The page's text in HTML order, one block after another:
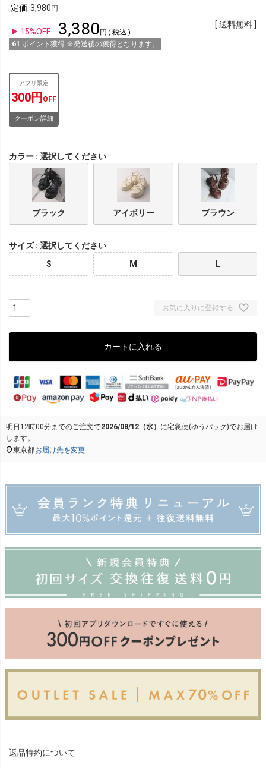
定価 3,980
15%OFF 3,380
税込
61 ポイント獲得 ※発送後の獲得となります。
送料無料
アプリ限定
300円 OFF
クーポン詳細
カラー 選択してください
ブラック アイボリー ブラウン
サイズ
選択してください
S
M L
お気に入りに登録する
カートに入れる
明日 12時00分までのご注文で2026/08/12（水） に宅急便(ゆうパック)でお届け
します。
東京都お届け先を変更
返品特約について